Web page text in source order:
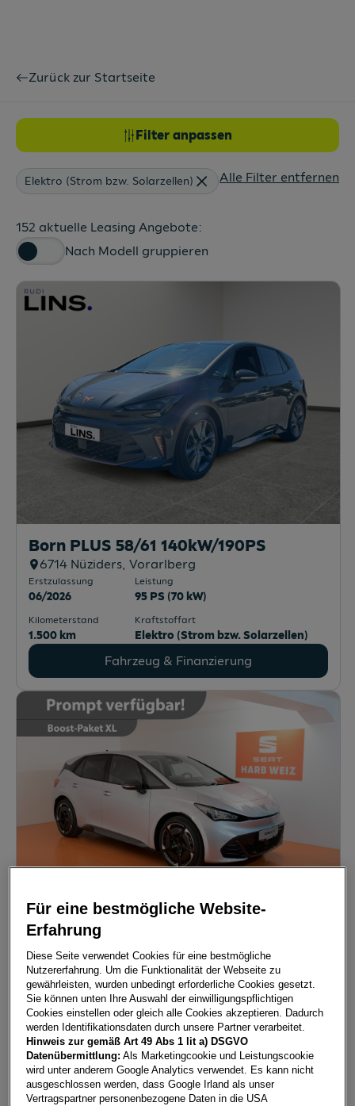
Zurück zur Startseite
Filter anpassen
Elektro (Strom bzw. Solarzellen) Alle Filter entfernen
152 aktuelle Leasing Angebote:
Nach Modell gruppieren
Born PLUS 58/61 140kW/190PS
6714 Nüziders, Vorarlberg
Erstzulassung
06/2026
Leistung
95 PS (70 kW)
Kilometerstand
1.500 km
Kraftstoffart
Elektro (Strom bzw. Solarzellen)
Fahrzeug & Finanzierung
Born 77/82 e-Boost 170kW/231PS
Erstzulassung
06/2025
Leistung
95 PS (70 kW)
Kilometerstand
35.090 km
Kraftstoffart
Elektro (Strom bzw. Solarzellen)
Fahrzeug & Finanzierung
Für eine bestmögliche Website-
Erfahrung
Diese Seite verwendet Cookies für eine bestmögliche
Nutzererfahrung. Um die Funktionalität der Webseite zu
gewährleisten, wurden unbedingt erforderliche Cookies gesetzt.
Sie können unten Ihre Auswahl der einwilligungspflichtigen
Cookies einstellen oder gleich alle Cookies akzeptieren. Dadurch
werden Identifikationsdaten durch unsere Partner verarbeitet.
Hinweis zur gemäß Art 49 Abs 1 lit a) DSGVO
Datenübermittlung: Als Marketingcookie und Leistungscookie
wird unter anderem Google Analytics verwendet. Es kann nicht
ausgeschlossen werden, dass Google Irland als unser
Vertragspartner personenbezogene Daten in die USA